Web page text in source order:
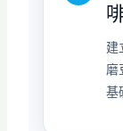
建
磨
基